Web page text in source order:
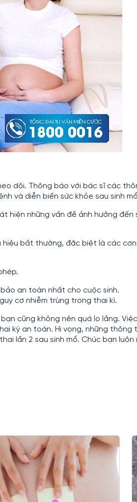
dõi. Thông báo với bác sĩ các
và diễn biến sức khỏe sau sinh
hiện những vấn đề ảnh hưởng đến
bất thường, đặc biệt là các
an toàn nhất cho cuộc sinh.
cơ nhiễm trùng trong thai kì.
cũng không nên quá lo lắng.
kỳ an toàn. Hi vọng, những thông
lần 2 sau sinh mổ. Chúc bạn luôn